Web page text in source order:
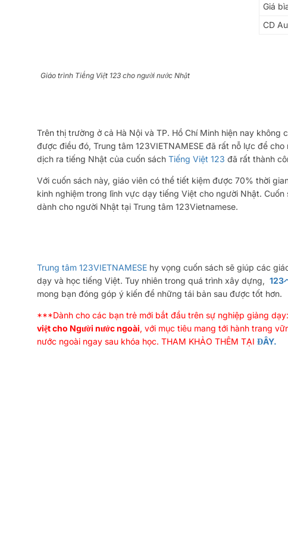
Giáo trình Tiếng Việt 123 cho người nước Nhật
Giá
CD
Trên thị trường ở cả Hà Nội và TP. Hồ Chí Minh hiện nay
được điều đó, Trung tâm 123VIETNAMESE đã rất nỗ lực để
dịch ra tiếng Nhật của cuốn sách Tiếng Việt 123 đã rất thành
Với cuốn sách này, giáo viên có thể tiết kiệm được 70% thời
kinh nghiệm trong lĩnh vực dạy tiếng Việt cho người Nhật.
dành cho người Nhật tại Trung tâm 123Vietnamese.
Trung tâm 123VIETNAMESE hy vọng cuốn sách sẽ giúp các
dạy và học tiếng Việt. Tuy nhiên trong quá trình xây dựng, 123
mong bạn đóng góp ý kiến để những tái bản sau được tốt hơn.
***Dành cho các bạn trẻ mới bắt đầu trên sự nghiệp giảng
việt cho Người nước ngoài, với mục tiêu mang tới hành trang
nước ngoài ngay sau khóa học. THAM KHẢO THÊM TẠI ĐÂY.